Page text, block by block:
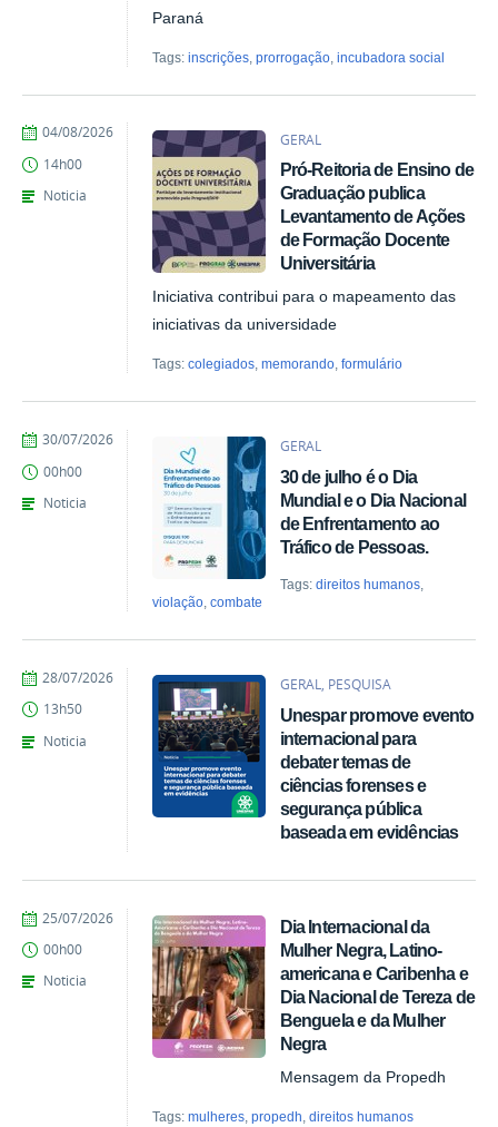
Paraná
Tags:inscrições ,prorrogação ,incubadora social
GERAL
Pró-Reitoria de Ensino de
Graduação publica
Levantamento de Ações
de Formação Docente
Universitária
Iniciativa contribui para o mapeamento das
iniciativas da universidade
Tags:colegiados,memorando,formulário
por
Kais
de
publicado
04/08/2026
14h00
Noticia
GERAL
30 de julho é o Dia
Mundial e o Dia Nacional
de Enfrentamento ao
Tráfico de Pessoas.
Tags: direitos humanos,
violação,combate
por
Santos
Daum
publicado
30/07/2026
00h00
Noticia
GERAL, PESQUISA
Unespar promove evento
internacional para
debater temas de
ciências forenses e
segurança pública
baseada em evidências
por
Ligmanovski
publicado
28/07/2026
13h50
Noticia
Dia Internacional da
Mulher Negra, Latino-
americana e Caribenha e
Dia Nacional de Tereza de
Benguela e da Mulher
Negra
Mensagem da Propedh
Tags:mulheres,propedh,direitos humanos
por
Santos
Daum
publicado
25/07/2026
00h00
Noticia